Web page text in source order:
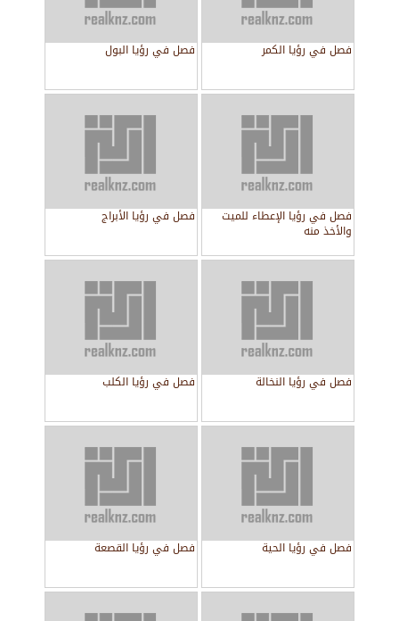
فصل في رؤيا الكمر فصل في رؤيا البول
فصل في رؤيا الإعطاء للميت
والأخذ منه
فصل في رؤيا الأبراج
فصل في رؤيا النخالة فصل في رؤيا الكلب
فصل في رؤيا الحية فصل في رؤيا القصعة